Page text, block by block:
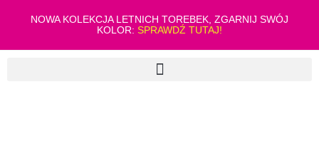
NOWA KOLEKCJA LETNICH TOREBEK, ZGARNIJ SWÓJ
KOLOR: SPRAWDŹ TUTAJ!